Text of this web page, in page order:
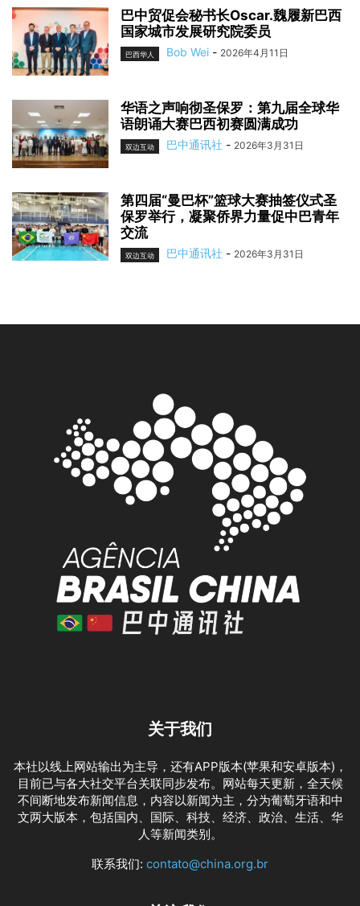
巴中贸促会秘书长Oscar.魏履新巴西
国家城市发展研究院委员
巴西华人 Bob Wei - 2026年4月11日
华语之声响彻圣保罗：第九届全球华
语朗诵大赛巴西初赛圆满成功
双边互动 巴中通讯社 - 2026年3月31日
第四届“曼巴杯”篮球大赛抽签仪式圣
保罗举行，凝聚侨界力量促中巴青年
交流
双边互动 巴中通讯社 - 2026年3月31日
关于我们
本社以线上网站输出为主导，还有APP版本(苹果和安卓版本)，
目前已与各大社交平台关联同步发布。网站每天更新，全天候
不间断地发布新闻信息，内容以新闻为主，分为葡萄牙语和中
文两大版本，包括国内、国际、科技、经济、政治、生活、华
人等新闻类别。
联系我们: contato@china.org.br